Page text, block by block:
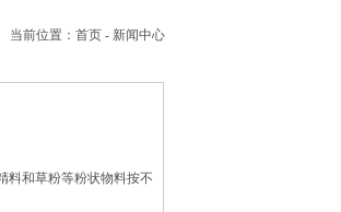
当前位置： 首页- 新闻中心
和草粉等粉状物料按不